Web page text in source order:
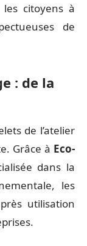
citoyens à
de
: de la
de l’atelier
Grâce à Eco-
dans la
les
utilisation